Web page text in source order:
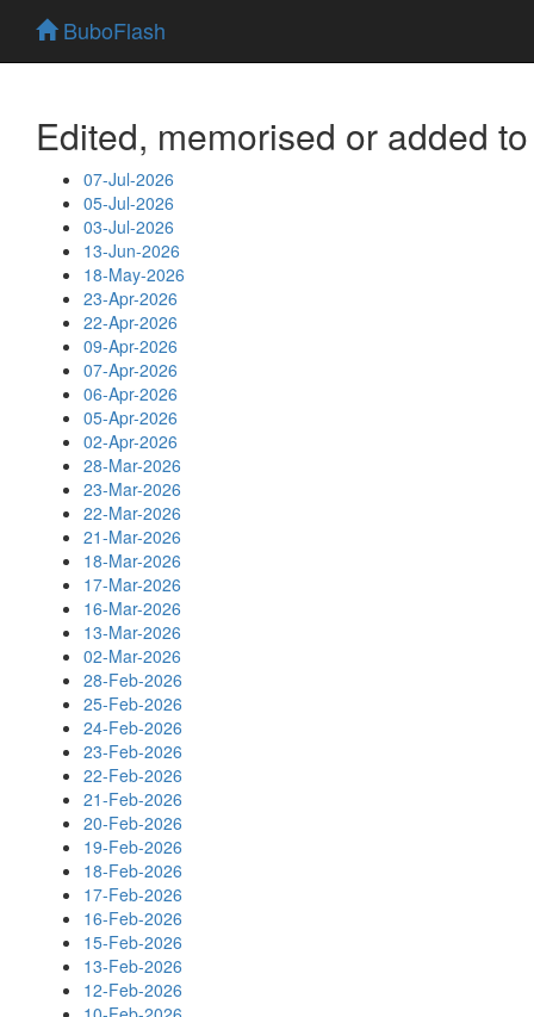
BuboFlash
Edited, memorised or added
07-Jul-2026
05-Jul-2026
03-Jul-2026
13-Jun-2026
18-May-2026
23-Apr-2026
22-Apr-2026
09-Apr-2026
07-Apr-2026
06-Apr-2026
05-Apr-2026
02-Apr-2026
28-Mar-2026
23-Mar-2026
22-Mar-2026
21-Mar-2026
18-Mar-2026
17-Mar-2026
16-Mar-2026
13-Mar-2026
02-Mar-2026
28-Feb-2026
25-Feb-2026
24-Feb-2026
23-Feb-2026
22-Feb-2026
21-Feb-2026
20-Feb-2026
19-Feb-2026
18-Feb-2026
17-Feb-2026
16-Feb-2026
15-Feb-2026
13-Feb-2026
12-Feb-2026